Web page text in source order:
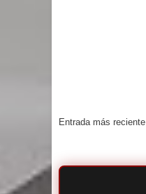
Entrada más reciente